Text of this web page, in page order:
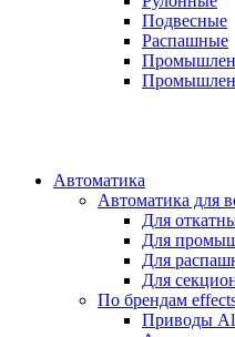
Подвесные
Распашные
Автоматика
Автоматика для
Для
Для
Для
Для
По брендам
Приводы